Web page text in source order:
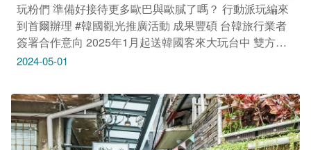
玩粉們 準備好接待更多歐巴與歐膩了嗎？ 行動派玩編來
到首爾辦理 #韓國觀光推廣活動 成果豐碩 台韓旅行業者
簽署合作意向 2025年1月起送韓國客來大玩台中 雙方往
來更加密切！ 昨日推廣會晚會現場，由航空公司與多家
機票 住宿券 一日遊票券 機場接駁 觀光工廠DIY 等獎項！
幾乎人人有獎 現場氣氛high到最高點
2024-05-01